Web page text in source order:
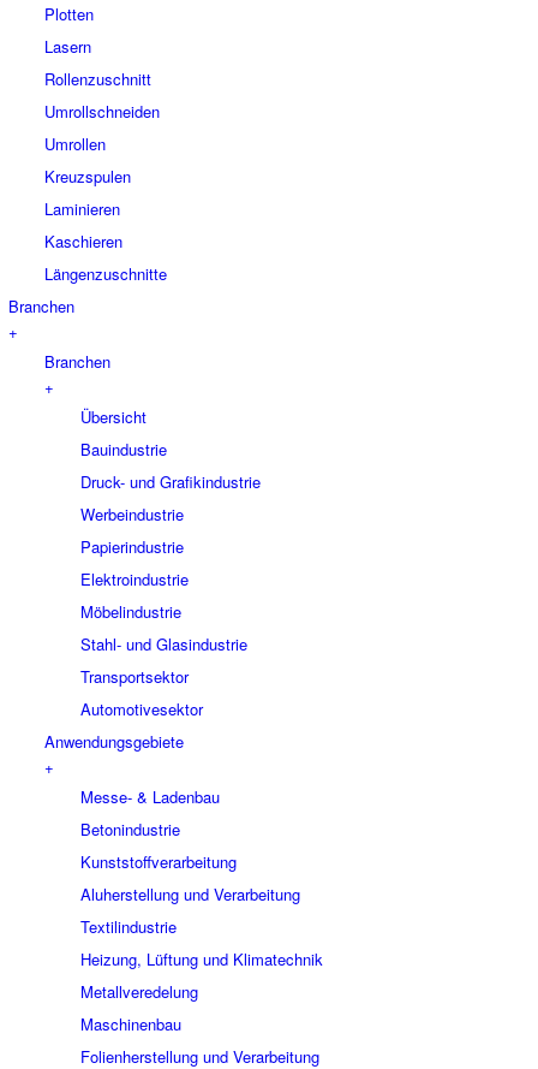
Plotten
Lasern
Rollenzuschnitt
Umrollschneiden
Umrollen
Kreuzspulen
Laminieren
Kaschieren
Längenzuschnitte
Branchen
+
Branchen
+
Übersicht
Bauindustrie
Druck- und Grafikindustrie
Werbeindustrie
Papierindustrie
Elektroindustrie
Möbelindustrie
Stahl- und Glasindustrie
Transportsektor
Automotivesektor
Anwendungsgebiete
+
Messe- & Ladenbau
Betonindustrie
Kunststoffverarbeitung
Aluherstellung und Verarbeitung
Textilindustrie
Heizung, Lüftung und Klimatechnik
Metallveredelung
Maschinenbau
Folienherstellung und Verarbeitung